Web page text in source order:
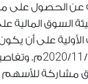
عن الحصول على
السوق المالية
على أن يكون
2020/11 /
م.
للأسهم